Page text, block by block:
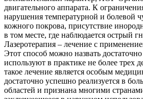
двигательного аппарата. К
нарушения температурной и болевой
кожного покрова, присутствие
в том месте, где наблюдается острый
Лазеротерапия – лечение с
Этот способ можно назвать
используют в практике не более трех
такое лечение является особым
достаточно успешно реализуется в
областей и признана многими